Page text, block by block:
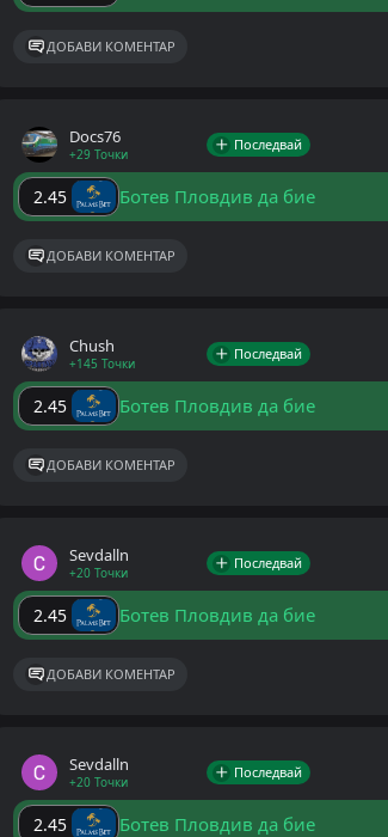
ДОБАВИ КОМЕНТАР
Docs76
+29 Точки
Последвай
2.45 Ботев Пловдив да бие
ДОБАВИ КОМЕНТАР
Chush
+145 Точки
Последвай
2.45 Ботев Пловдив да бие
ДОБАВИ КОМЕНТАР
Sevdalln
+20 Точки
Последвай
2.45 Ботев Пловдив да бие
ДОБАВИ КОМЕНТАР
Sevdalln
+20 Точки
Последвай
2.45 Ботев Пловдив да бие